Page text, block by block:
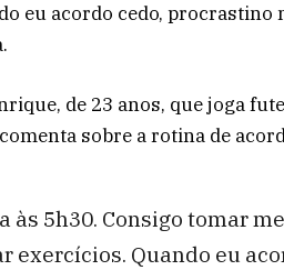
eu acordo cedo, procrastino
de 23 anos, que joga
comenta sobre a rotina de
às 5h30. Consigo tomar
exercícios. Quando eu